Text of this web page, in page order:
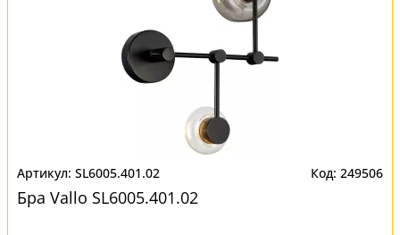
SL6005.401.02 249506
Бра Vallo SL6005.401.02